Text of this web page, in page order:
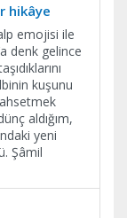
hikâye
emojisi ile
denk gelince
kuşunu
aldığım,
yeni
Şâmil